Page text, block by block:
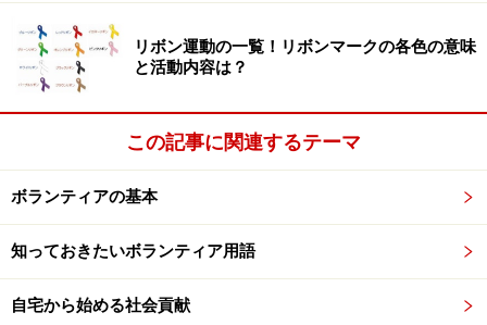
リボン運動の一覧！リボンマークの各色の意味
と活動内容は？
この記事に関連するテーマ
ボランティアの基本
知っておきたいボランティア用語
自宅から始める社会貢献